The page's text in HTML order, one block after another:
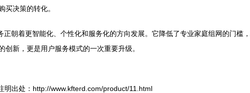
决策的转化。
朝着更智能化、个性化和服务化的方向发展。它降低了专业家庭组网的门槛
新，更是用户服务模式的一次重要升级。
明出处：http://www.kfterd.com/product/11.html